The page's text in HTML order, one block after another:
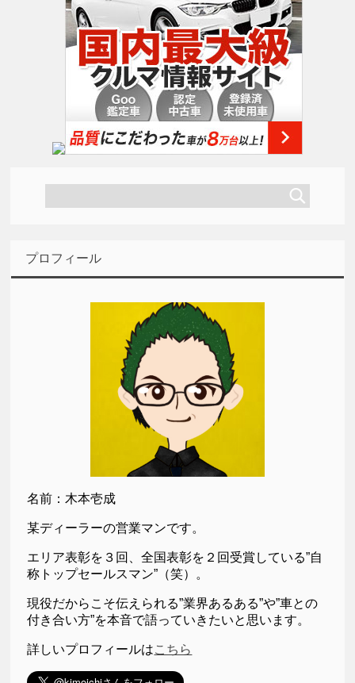
プロフィール
名前：木本壱成
某ディーラーの営業マンです。
エリア表彰を３回、全国表彰を２回受賞している”自
称トップセールスマン”（笑）。
現役だからこそ伝えられる”業界あるある”や”車との
付き合い方”を本音で語っていきたいと思います。
詳しいプロフィールはこちら